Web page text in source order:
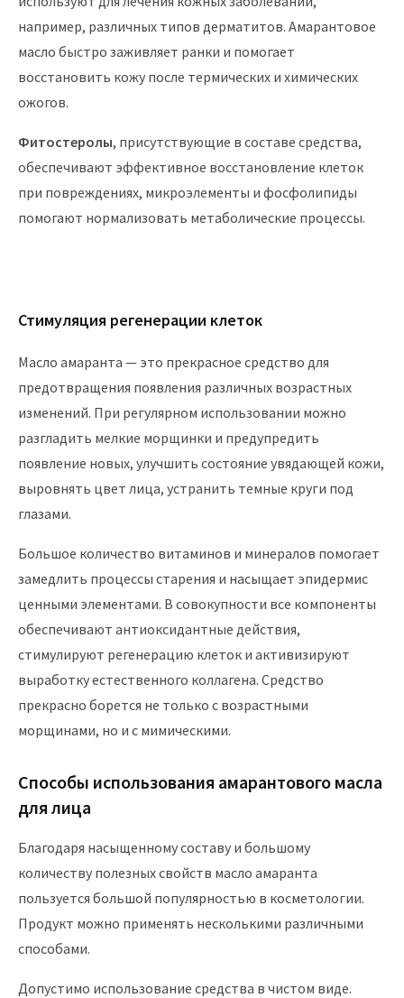
например, различных типов дерматитов. Амарантовое
масло быстро заживляет ранки и помогает
восстановить кожу после термических и химических
ожогов.
Фитостеролы, присутствующие в составе средства,
обеспечивают эффективное восстановление клеток
при повреждениях, микроэлементы и фосфолипиды
помогают нормализовать метаболические процессы.
Стимуляция регенерации клеток
Масло амаранта — это прекрасное средство для
предотвращения появления различных возрастных
изменений. При регулярном использовании можно
разгладить мелкие морщинки и предупредить
появление новых, улучшить состояние увядающей кожи,
выровнять цвет лица, устранить темные круги под
глазами.
Большое количество витаминов и минералов помогает
замедлить процессы старения и насыщает эпидермис
ценными элементами. В совокупности все компоненты
обеспечивают антиоксидантные действия,
стимулируют регенерацию клеток и активизируют
выработку естественного коллагена. Средство
прекрасно борется не только с возрастными
морщинами, но и с мимическими.
Способы использования амарантового масла
для лица
Благодаря насыщенному составу и большому
количеству полезных свойств масло амаранта
пользуется большой популярностью в косметологии.
Продукт можно применять несколькими различными
способами.
Допустимо использование средства в чистом виде.